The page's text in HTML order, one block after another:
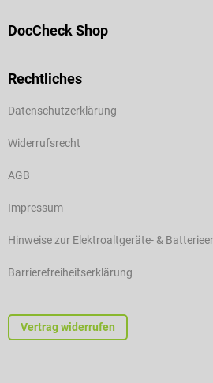
DocCheck Shop
Rechtliches
Datenschutzerklärung
Widerrufsrecht
AGB
Impressum
Hinweise zur Elektroaltgeräte- &
Barrierefreiheitserklärung
Vertrag widerrufen